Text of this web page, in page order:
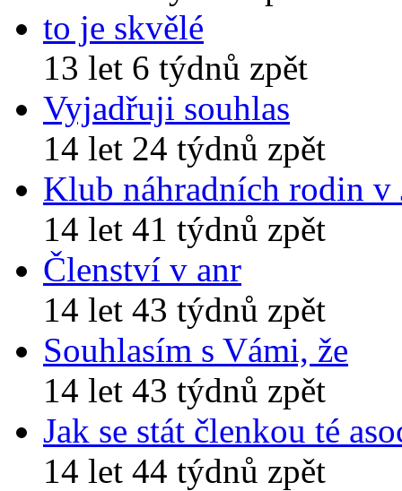
to je skvělé
13 let 6 týdnů zpět
Vyjadřuji souhlas
14 let 24 týdnů zpět
Klub náhradních rodin v
14 let 41 týdnů zpět
Členství v anr
14 let 43 týdnů zpět
Souhlasím s Vámi, že
14 let 43 týdnů zpět
Jak se stát členkou té
14 let 44 týdnů zpět